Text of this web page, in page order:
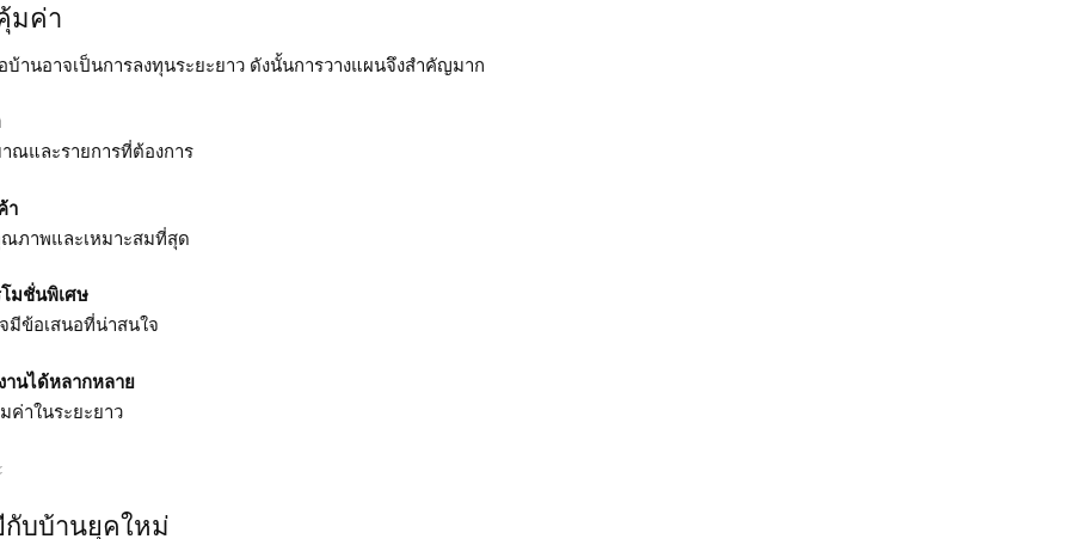
มค่า
บ้านอาจเป็นการลงทุนระยะยาว ดังนั้นการวางแผนจึงสำคัญมาก
ณและรายการที่ต้องการ
า
ภาพและเหมาะสมที่สุด
มชั่นพิเศษ
มีข้อเสนอที่น่าสนใจ
านได้หลากหลาย
ค่าในระยะยาว
กับบ้านยุคใหม่